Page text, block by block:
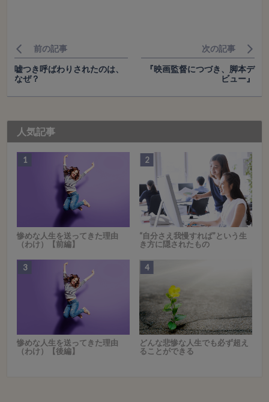
前の記事
嘘つき呼ばわりされたのは、
なぜ？
次の記事
『映画監督につづき、脚本デ
ビュー』
人気記事
惨めな人生を送ってきた理由
（わけ）【前編】
“自分さえ我慢すれば”という生
き方に隠されたもの
惨めな人生を送ってきた理由
（わけ）【後編】
どんな悲惨な人生でも必ず超え
ることができる